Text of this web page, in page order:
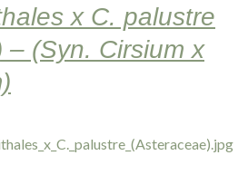
x C. palustre
– (Syn. Cirsium x